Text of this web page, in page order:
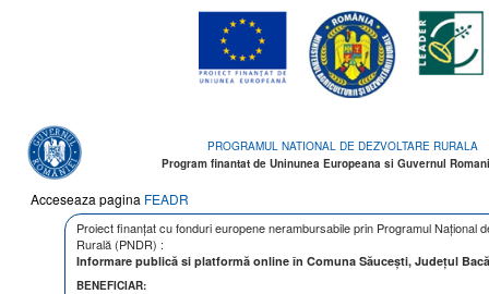
PROGRAMUL NATIONAL DE DEZVOLTARE RURALA
Program finantat de Uninunea Europeana si Guvernul
Acceseaza pagina FEADR
Proiect finanțat cu fonduri europene nerambursabile prin Programul Național
Rurală (PNDR) :
Informare publică si platformă online în Comuna Săucești, Județul
BENEFICIAR: